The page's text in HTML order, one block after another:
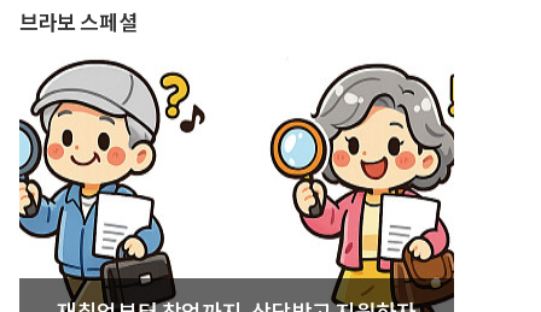
브라보 스페셜